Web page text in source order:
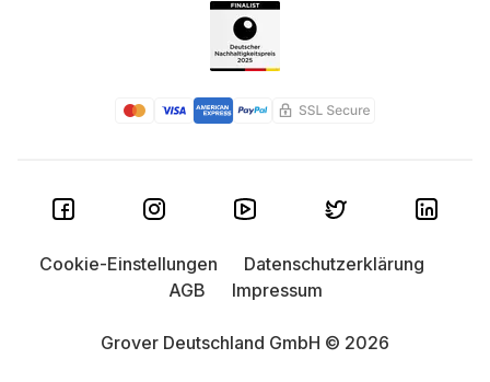
Grover Deutschland GmbH © 2026
Cookie-Einstellungen
Datenschutzerklärung
AGB
Impressum